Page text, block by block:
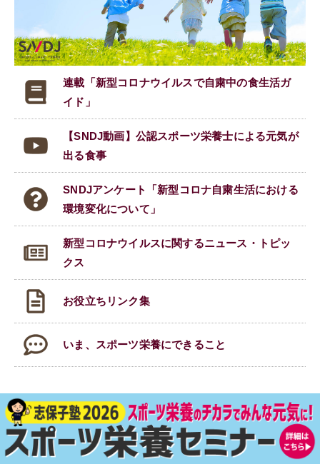
連載「新型コロナウイルスで自粛中の食生活ガ
イド」
【SNDJ動画】公認スポーツ栄養士による元気が
出る食事
SNDJアンケート「新型コロナ自粛生活における
環境変化について」
新型コロナウイルスに関するニュース・トピッ
クス
お役立ちリンク集
いま、スポーツ栄養にできること